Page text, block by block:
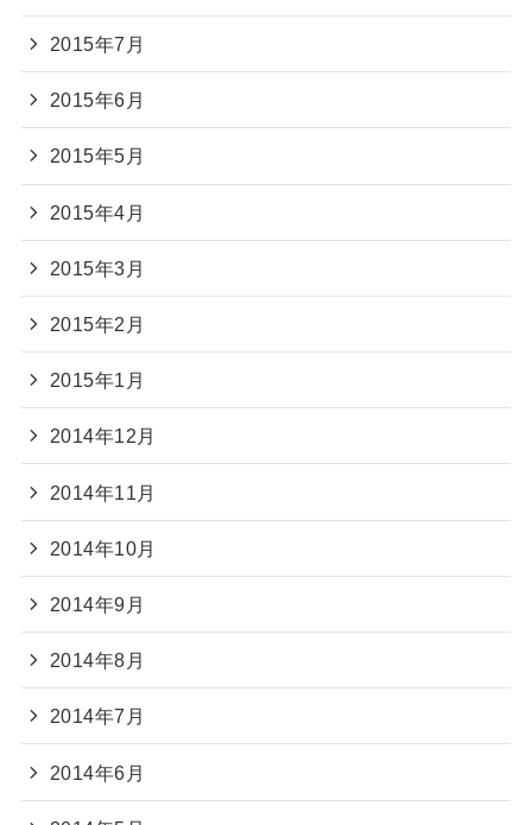
2015年7月
2015年6月
2015年5月
2015年4月
2015年3月
2015年2月
2015年1月
2014年12月
2014年11月
2014年10月
2014年9月
2014年8月
2014年7月
2014年6月